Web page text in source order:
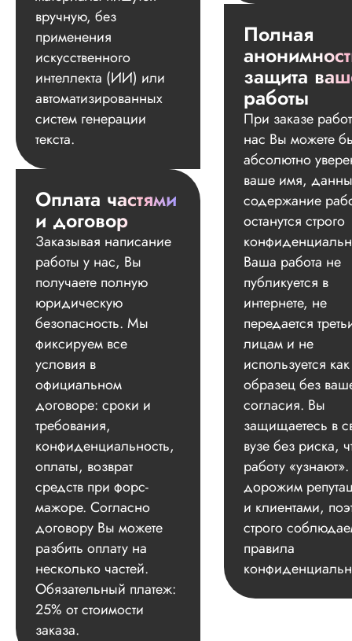
вручную, без
применения
искусственного
интеллекта (ИИ) или
автоматизированных
систем генерации
текста.
Оплата частями
и договор
Заказывая написание
работы у нас, Вы
получаете полную
юридическую
безопасность. Мы
фиксируем все
условия в
официальном
договоре: сроки и
требования,
конфиденциальность,
оплаты, возврат
средств при форс-
мажоре. Согласно
договору Вы можете
разбить оплату на
несколько частей.
Обязательный платеж:
25% от стоимости
заказа.
Полная
защита
работы
При заказе
нас Вы можете
абсолютно
ваше имя,
содержание
останутся строго
Ваша работа не
публикуется в
интернете, не
передается
лицам и не
используется как
образец без
согласия. Вы
защищаетесь в
вузе без риска,
работу
дорожим
и клиентами,
строго
правила
порадовать! 💫
Люба
Вид работы:
Докторская
диссертация
Дата: 2025-06-21
Заказывала тут
докторскую
диссертацию, не
говорить по какой
теме. Общение
сотрудников на
высшем уровне,
качеству
тоже не буду
жаловаться,
нет замечаний от
научного
руководителя. Для
работы нужно
всего лишь тема,
Читать полный
Очень рады, что
оправдали ваши
ожидания. 👍
Ответ от
Ирина